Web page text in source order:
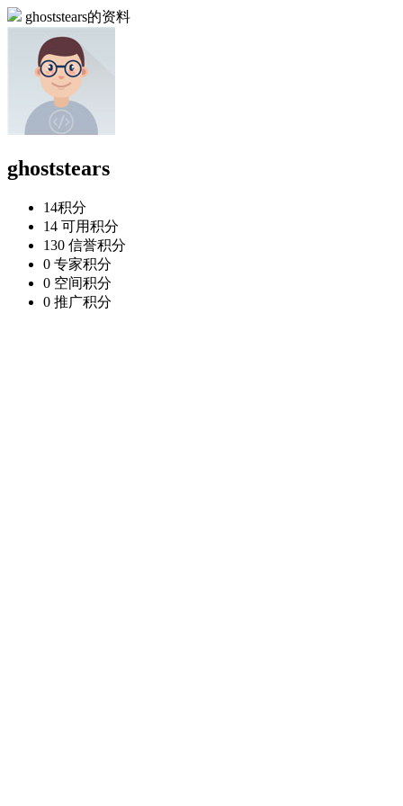
ghoststears的资料
ghoststears
14积分
14 可用积分
130 信誉积分
0 专家积分
0 空间积分
0 推广积分